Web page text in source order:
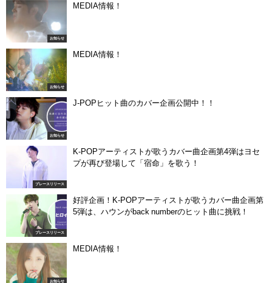
お知らせ
MEDIA情報！
お知らせ
MEDIA情報！
お知らせ
J-POPヒット曲のカバー企画公開中！！
プレースリリース
K-POPアーティストが歌うカバー曲企画第4弾はヨセ
プが再び登場して「宿命」を歌う！
プレースリリース
好評企画！K-POPアーティストが歌うカバー曲企画第
5弾は、ハウンがback numberのヒット曲に挑戦！
お知らせ
MEDIA情報！